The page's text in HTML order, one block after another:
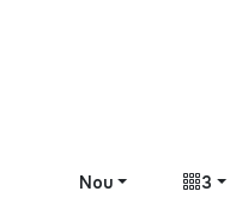
Nou 3